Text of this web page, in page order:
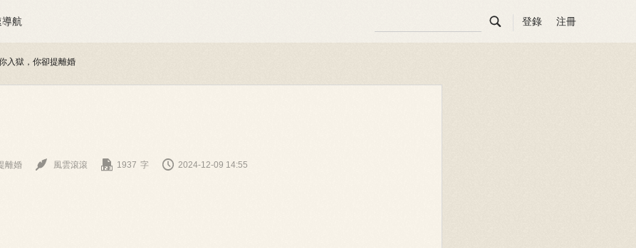
航  登錄 注冊
入獄，你卻提離婚
離婚  風雲滾滾  1937 字  2024-12-09 14:55